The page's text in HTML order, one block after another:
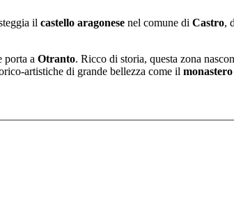
il castello aragonese nel comune di Castro,
porta a Otranto. Ricco di storia, questa zona
artistiche di grande bellezza come il